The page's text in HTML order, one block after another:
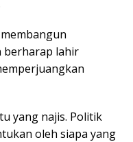
berharap lahir
yang najis. Politik
oleh siapa yang